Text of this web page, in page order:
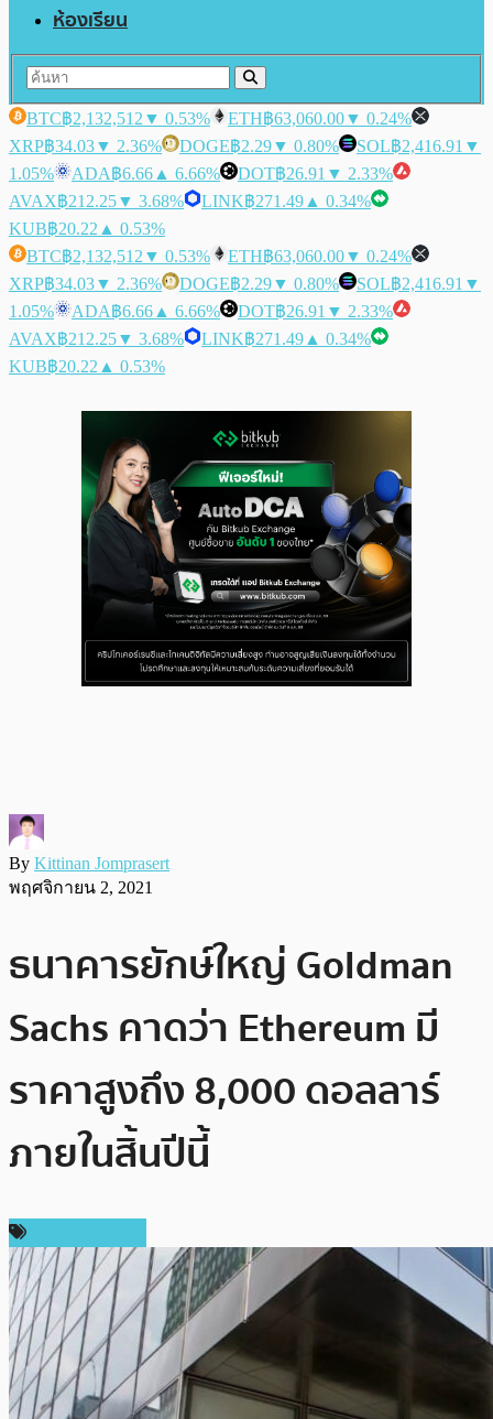
ห้องเรียน
BTC฿2,132,512 ▼ 0.53% ETH฿63,060.00▼ 0.24%
XRP฿34.03▼ 2.36% DOGE฿2.29▼ 0.80% SOL฿2,416.91 ▼
1.05%
ADA฿6.66 ▲ 6.66% DOT฿26.91 ▼ 2.33%
AVAX฿212.25▼ 3.68% LINK฿271.49 ▲ 0.34%
KUB฿20.22 ▲ 0.53%
BTC฿2,132,512 ▼ 0.53% ETH฿63,060.00▼ 0.24%
XRP฿34.03▼ 2.36% DOGE฿2.29▼ 0.80% SOL฿2,416.91 ▼
1.05%
ADA฿6.66 ▲ 6.66% DOT฿26.91 ▼ 2.33%
AVAX฿212.25▼ 3.68% LINK฿271.49 ▲ 0.34%
KUB฿20.22 ▲ 0.53%
By Kittinan Jomprasert
พฤศจิกายน 2, 2021
ธนาคารยักษ์ใหญ่ Goldman
Sachs คาดว่า Ethereum มี
ราคาสูงถึง 8,000 ดอลลาร์
ภายในสิ้นปีนี้